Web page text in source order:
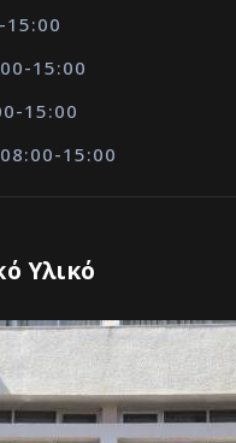
15:00
15:00
15:00
15:00
Υλικό